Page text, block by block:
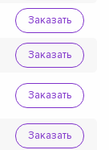
Заказать
Заказать
Заказать
Заказать